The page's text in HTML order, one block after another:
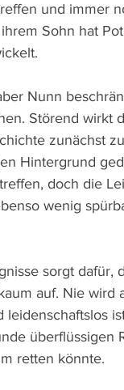
und immer
Sohn hat
Nunn
Störend wirkt
zunächst
Hintergrund
doch die
wenig
sorgt dafür,
auf. Nie wird
überflüssigen
retten könnte.